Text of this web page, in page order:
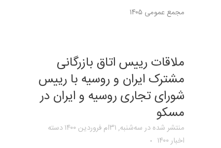
مجمع عمومی ۱۴۰۵
ملاقات‌ رییس اتاق بازرگانی
مشترک ایران و روسیه با رییس
شورای تجاری روسیه و ایران در
مسکو
منتشر شده در سه‌شنبه, ۳۱ام فروردین ۱۴۰۰
دسته
اخبار ۱۴۰۰